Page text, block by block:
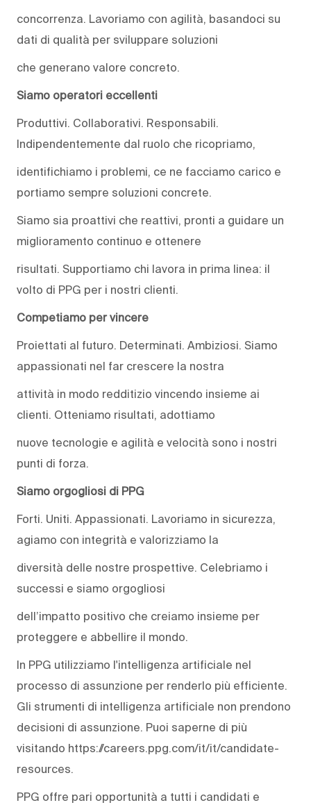
concorrenza. Lavoriamo con agilità, basandoci su
dati di qualità per sviluppare soluzioni
che generano valore concreto.
Siamo operatori eccellenti
Produttivi. Collaborativi. Responsabili.
Indipendentemente dal ruolo che ricopriamo,
identifichiamo i problemi, ce ne facciamo carico e
portiamo sempre soluzioni concrete.
Siamo sia proattivi che reattivi, pronti a guidare un
miglioramento continuo e ottenere
risultati. Supportiamo chi lavora in prima linea: il
volto di PPG per i nostri clienti.
Competiamo per vincere
Proiettati al futuro. Determinati. Ambiziosi. Siamo
appassionati nel far crescere la nostra
attività in modo redditizio vincendo insieme ai
clienti. Otteniamo risultati, adottiamo
nuove tecnologie e agilità e velocità sono i nostri
punti di forza.
Siamo orgogliosi di PPG
Forti. Uniti. Appassionati. Lavoriamo in sicurezza,
agiamo con integrità e valorizziamo la
diversità delle nostre prospettive. Celebriamo i
successi e siamo orgogliosi
dell’impatto positivo che creiamo insieme per
proteggere e abbellire il mondo.
In PPG utilizziamo l'intelligenza artificiale nel
processo di assunzione per renderlo più efficiente.
Gli strumenti di intelligenza artificiale non prendono
decisioni di assunzione. Puoi saperne di più
visitando https://careers.ppg.com/it/it/candidate-
resources.
PPG offre pari opportunità a tutti i candidati e